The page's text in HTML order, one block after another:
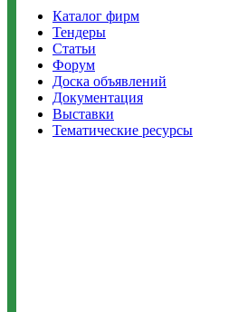
Каталог фирм
Тендеры
Статьи
Форум
Доска объявлений
Документация
Выставки
Тематические ресурсы